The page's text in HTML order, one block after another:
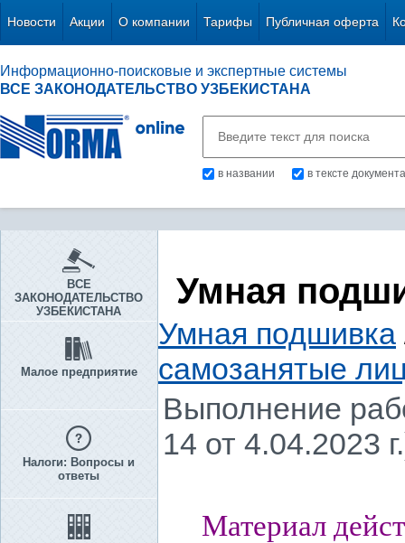
Новости Акции О компании Тарифы Публичная оферта
Информационно-поисковые и экспертные системы
ВСЕ ЗАКОНОДАТЕЛЬСТВО УЗБЕКИСТАНА
в названии в тексте документа
ВСЕ
ЗАКОНОДАТЕЛЬСТВО
УЗБЕКИСТАНА
Малое предприятие
Налоги: Вопросы и
ответы
Умная
Умная подшивка
самозанятые
Выполнение
14 от 4.04.2023
Материал